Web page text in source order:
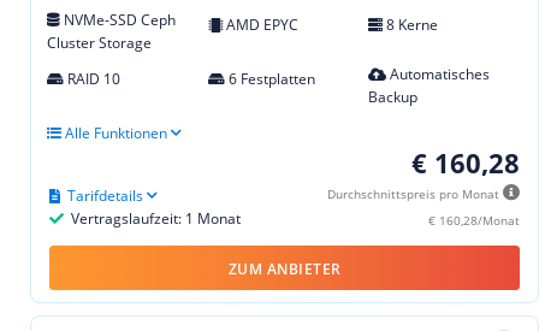
NVMe-SSD Ceph
Cluster Storage
AMD EPYC 8 Kerne
RAID 10 6 Festplatten
Automatisches
Backup
Alle Funktionen
€ 160,28
Durchschnittspreis pro Monat
€ 160,28/Monat
Vertragslaufzeit: 1 Monat
Tarifdetails
ZUM ANBIETER